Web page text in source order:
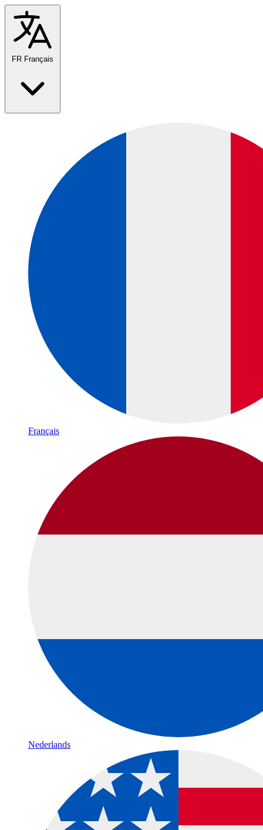
FR Français
Français
Nederlands